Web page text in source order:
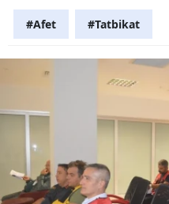
#Afet #Tatbikat